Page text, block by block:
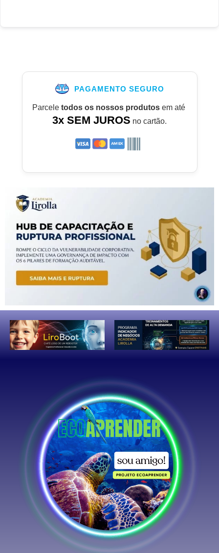
PAGAMENTO SEGURO
Parcele todos os nossos produtosem até
3x SEM JUROS no cartão.